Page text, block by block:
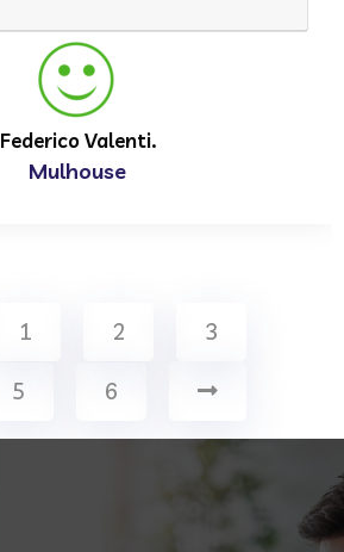
Federico Valenti.
Mulhouse
1 2 3
5 6